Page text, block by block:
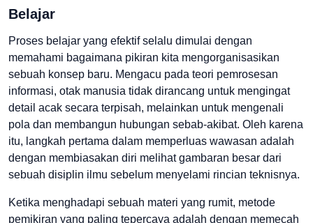
Belajar
Proses belajar yang efektif selalu dimulai dengan
memahami bagaimana pikiran kita mengorganisasikan
sebuah konsep baru. Mengacu pada teori pemrosesan
informasi, otak manusia tidak dirancang untuk mengingat
detail acak secara terpisah, melainkan untuk mengenali
pola dan membangun hubungan sebab-akibat. Oleh karena
itu, langkah pertama dalam memperluas wawasan adalah
dengan membiasakan diri melihat gambaran besar dari
sebuah disiplin ilmu sebelum menyelami rincian teknisnya.
Ketika menghadapi sebuah materi yang rumit, metode
pemikiran yang paling tepercaya adalah dengan memecah